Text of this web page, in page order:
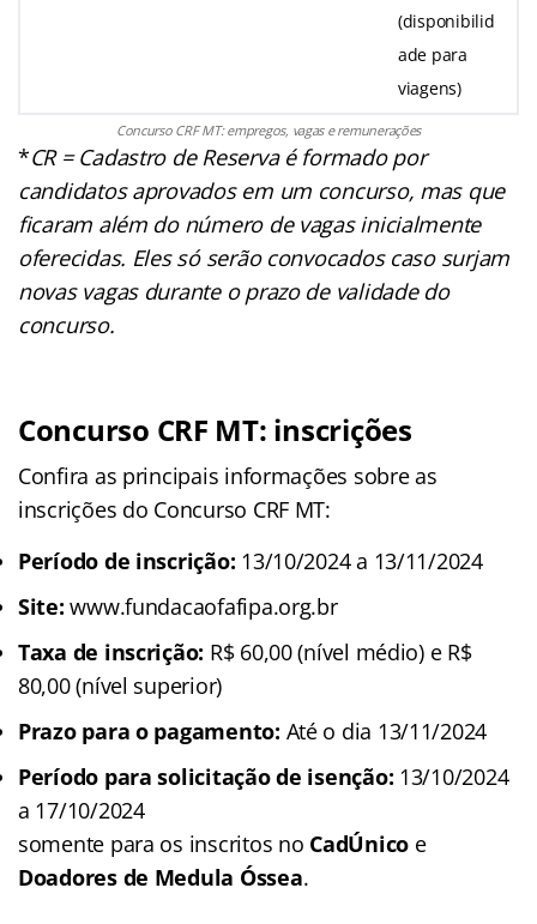
(disponibilid
ade para
viagens)
Concurso CRF MT: empregos, vagas e remunerações
*CR = Cadastro de Reserva é formado por
candidatos aprovados em um concurso, mas que
ficaram além do número de vagas inicialmente
oferecidas. Eles só serão convocados caso surjam
novas vagas durante o prazo de validade do
concurso.
Concurso CRF MT: inscrições
Confira as principais informações sobre as
inscrições do Concurso CRF MT:
Período de inscrição: 13/10/2024 a 13/11/2024
Site: www.fundacaofafipa.org.br
Taxa de inscrição: R$ 60,00 (nível médio) e R$
80,00 (nível superior)
Prazo para o pagamento: Até o dia 13/11/2024
Período para solicitação de isenção: 13/10/2024
a 17/10/2024
somente para os inscritos no CadÚnico e
Doadores de Medula Óssea.